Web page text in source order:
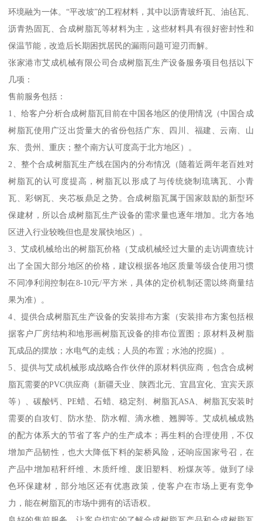
环境融为一体。“平改坡”的工程材料，其中以沥青玻纤瓦、油毡瓦、
沥青热固瓦、合成树脂瓦等材料为主，这些材料具有很好密封性和
保温节能，改造后长期困扰居民的漏雨问题可迎刃而解。
张家港市艾成机械有限公司合成树脂瓦生产设备服务项目包括以下
几项：
售前服务包括：
1、给客户分析合成树脂瓦目前在中国各地区的使用情况（中国合成
树脂瓦使用广泛出货量大的省份包括广东、四川、福建、云南、山
东、贵州、重庆；整个南方认可度高于北方地区）。
2、整个合成树脂瓦生产线在国内的分布情况（随着近两年老百姓对
树脂瓦的认可度提高，树脂瓦以形成了与传统烧制琉璃瓦、小青
瓦、彩钢瓦、夹芯板鼎足之势。合成树脂瓦属于国家鼓励的新型环
保建材，所以合成树脂瓦生产设备的需求量也逐年增加。北方各地
区进入行业较晚但也是发展快地区）。
3、艾成机械给出的树脂瓦价格（艾成机械经过大量的走访调查统计
出了全国大部分地区的价格，建议根据各地区质量等级合使用习惯
不同净利润控制在8-10元/平方米，具体的定价机制还需以终商量结
果为准）。
4、提供合成树脂瓦生产设备的安装排布方案（安装排布方案包括根
据客户厂房结构和地形画树脂瓦设备的排布位置图；原材料及树脂
瓦成品的摆放；水电气的走线；人员的布置；水池的挖掘）。
5、提供与艾成机械形成战略合作伙伴的原材料供应商，包含合成树
脂瓦需要的PVC供应商（新疆天业、陕西北元、宜昌宜化、宜宾天原
等）、碳酸钙、PE蜡、石蜡、稳定剂、树脂瓦ASA、树脂瓦安装时
需要的自攻钉、防水垫、防水帽、滴水檐、翘脚等。艾成机械成熟
的配方体系大的节省了客户的生产成本；再生料的合理使用，不仅
增加产品韧性，也大大降低下料的架桥风险，还响应国家号召，在
产品中增加秸秆纤维、木质纤维、废旧塑料、粉煤灰等。做到了绿
色环保建材，部分地区还有优惠政策，使客户在市场上更有竞争
力，能在树脂瓦的市场中拥有的话语权。